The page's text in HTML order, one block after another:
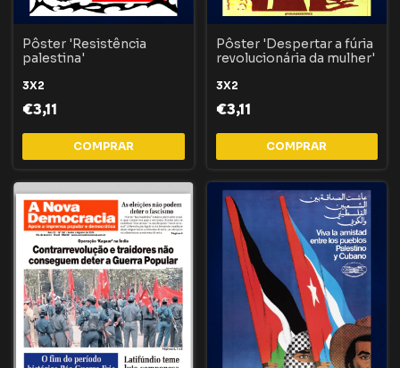
Pôster 'Resistência
palestina'
3X2
€3,11
COMPRAR
Pôster 'Despertar a fúria
revolucionária da mulher'
3X2
€3,11
COMPRAR